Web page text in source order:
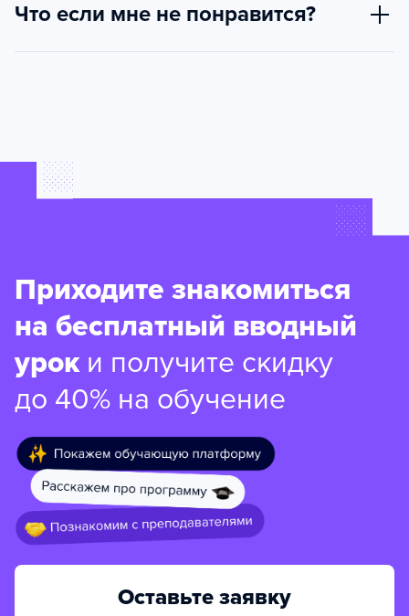
Что если мне не понравится?
Приходите знакомиться
на бесплатный вводный
уроки получите скидку
до 40% на обучение
Оставьте заявку